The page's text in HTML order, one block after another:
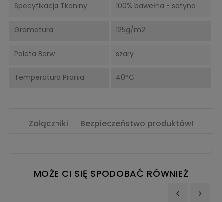
Specyfikacja Tkaniny 100% bawełna - satyna
Gramatura 125g/m2
Paleta Barw szary
Temperatura Prania 40°C
Załączniki Bezpieczeństwo produktów!
MOŻE CI SIĘ SPODOBAĆ RÓWNIEŻ